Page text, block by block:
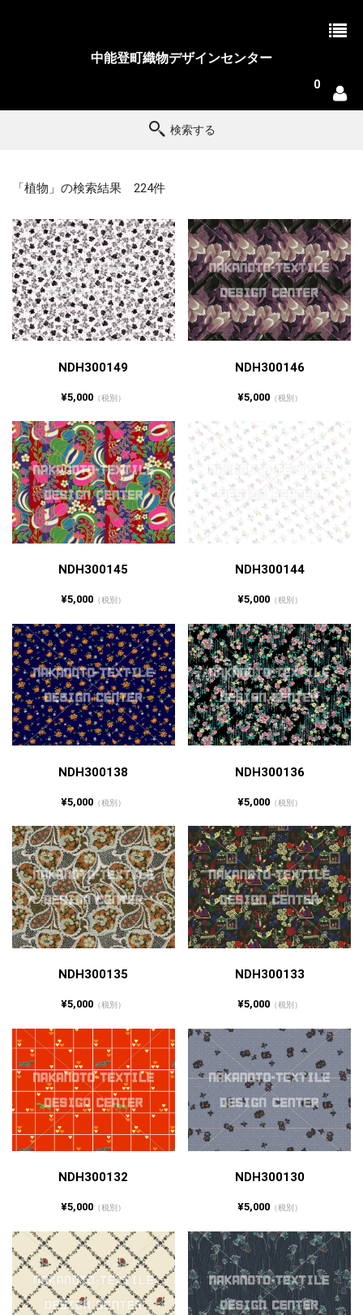
中能登町織物デザインセンター
0
検索する
「植物」の検索結果 224件
NDH300149
¥5,000 （税別）
NDH300146
¥5,000（税別）
NDH300145
¥5,000 （税別）
NDH300144
¥5,000（税別）
NDH300138
¥5,000 （税別）
NDH300136
¥5,000（税別）
NDH300135
¥5,000 （税別）
NDH300133
¥5,000（税別）
NDH300132
¥5,000 （税別）
NDH300130
¥5,000（税別）